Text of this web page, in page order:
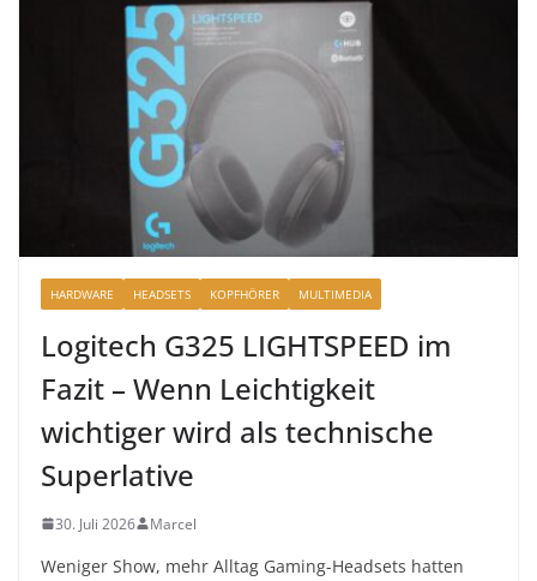
HARDWARE HEADSETS KOPFHÖRER MULTIMEDIA
Logitech G325 LIGHTSPEED im
Fazit – Wenn Leichtigkeit
wichtiger wird als technische
Superlative
30. Juli 2026 Marcel
Weniger Show, mehr Alltag Gaming-Headsets hatten